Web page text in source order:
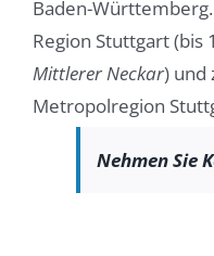
Baden-
Region Stuttgart (bis
Mittlerer Neckar) und
Metropolregion
Nehmen Sie